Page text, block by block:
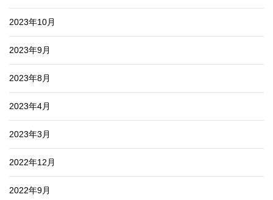
2023年10月
2023年9月
2023年8月
2023年4月
2023年3月
2022年12月
2022年9月